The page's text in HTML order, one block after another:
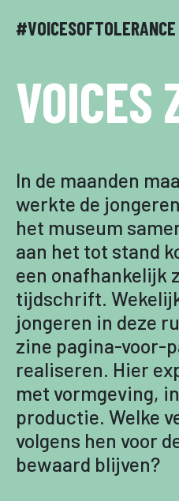
#VOICESOFTOLERANCE
VOICES
In de maanden
werkte de
het museum
aan het tot stand
een onafhankelijk
tijdschrift.
jongeren in deze
zine pagina-voor-
realiseren. Hier
met vormgeving,
productie. Welke
volgens hen voor
bewaard blijven?